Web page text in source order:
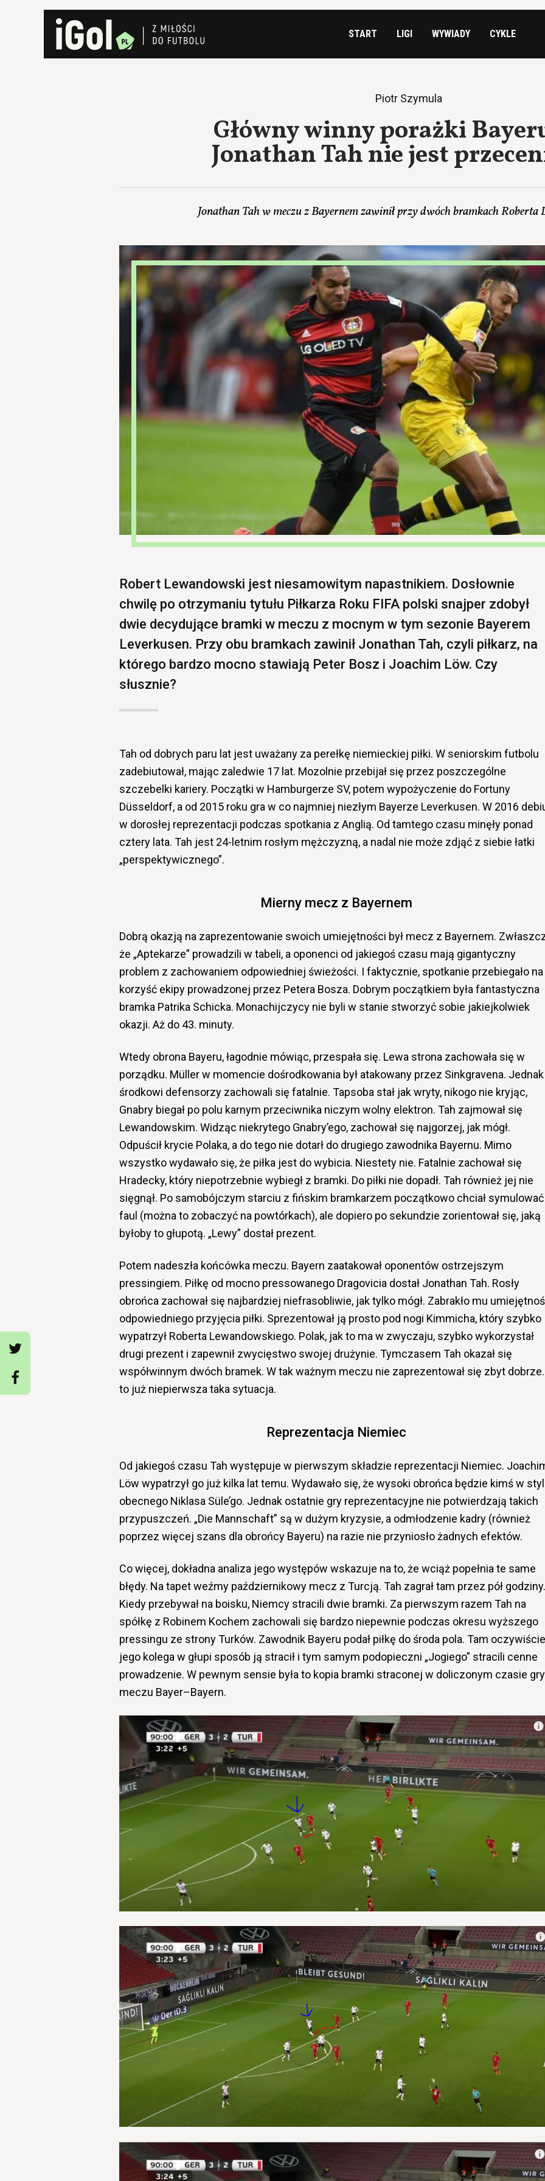
START LIGI WYWIADY CYKLE
Piotr Szymula
Główny winny porażki
Jonathan Tah nie jest
Jonathan Tah w meczu z Bayernem zawinił przy dwóch bramkach Roberta
Robert Lewandowski jest niesamowitym napastnikiem. Dosłownie
chwilę po otrzymaniu tytułu Piłkarza Roku FIFA polski snajper zdobył
dwie decydujące bramki w meczu z mocnym w tym sezonie Bayerem
Leverkusen. Przy obu bramkach zawinił Jonathan Tah, czyli piłkarz, na
którego bardzo mocno stawiają Peter Bosz i Joachim Löw. Czy
słusznie?
Tah od dobrych paru lat jest uważany za perełkę niemieckiej piłki. W seniorskim futbolu
zadebiutował, mając zaledwie 17 lat. Mozolnie przebijał się przez poszczególne
szczebelki kariery. Początki w Hamburgerze SV, potem wypożyczenie do Fortuny
Düsseldorf, a od 2015 roku gra w co najmniej niezłym Bayerze Leverkusen. W 2016
w dorosłej reprezentacji podczas spotkania z Anglią. Od tamtego czasu minęły ponad
cztery lata. Tah jest 24-letnim rosłym mężczyzną, a nadal nie może zdjąć z siebie łatki
„perspektywicznego”.
Mierny mecz z Bayernem
Dobrą okazją na zaprezentowanie swoich umiejętności był mecz z Bayernem.
że „Aptekarze” prowadzili w tabeli, a oponenci od jakiegoś czasu mają gigantyczny
problem z zachowaniem odpowiedniej świeżości. I faktycznie, spotkanie przebiegało na
korzyść ekipy prowadzonej przez Petera Bosza. Dobrym początkiem była fantastyczna
bramka Patrika Schicka. Monachijczycy nie byli w stanie stworzyć sobie jakiejkolwiek
okazji. Aż do 43. minuty.
Wtedy obrona Bayeru, łagodnie mówiąc, przespała się. Lewa strona zachowała się w
porządku. Müller w momencie dośrodkowania był atakowany przez Sinkgravena. Jednak
środkowi defensorzy zachowali się fatalnie. Tapsoba stał jak wryty, nikogo nie kryjąc,
Gnabry biegał po polu karnym przeciwnika niczym wolny elektron. Tah zajmował się
Lewandowskim. Widząc niekrytego Gnabry’ego, zachował się najgorzej, jak mógł.
Odpuścił krycie Polaka, a do tego nie dotarł do drugiego zawodnika Bayernu. Mimo
wszystko wydawało się, że piłka jest do wybicia. Niestety nie. Fatalnie zachował się
Hradecky, który niepotrzebnie wybiegł z bramki. Do piłki nie dopadł. Tah również jej nie
sięgnął. Po samobójczym starciu z fińskim bramkarzem początkowo chciał symulować
faul (można to zobaczyć na powtórkach), ale dopiero po sekundzie zorientował się, jaką
byłoby to głupotą. „Lewy” dostał prezent.
Potem nadeszła końcówka meczu. Bayern zaatakował oponentów ostrzejszym
pressingiem. Piłkę od mocno pressowanego Dragovicia dostał Jonathan Tah. Rosły
obrońca zachował się najbardziej niefrasobliwie, jak tylko mógł. Zabrakło mu
odpowiedniego przyjęcia piłki. Sprezentował ją prosto pod nogi Kimmicha, który szybko
wypatrzył Roberta Lewandowskiego. Polak, jak to ma w zwyczaju, szybko wykorzystał
drugi prezent i zapewnił zwycięstwo swojej drużynie. Tymczasem Tah okazał się
współwinnym dwóch bramek. W tak ważnym meczu nie zaprezentował się zbyt
to już niepierwsza taka sytuacja.
Reprezentacja Niemiec
Od jakiegoś czasu Tah występuje w pierwszym składzie reprezentacji Niemiec.
Löw wypatrzył go już kilka lat temu. Wydawało się, że wysoki obrońca będzie kimś w
obecnego Niklasa Süle’go. Jednak ostatnie gry reprezentacyjne nie potwierdzają takich
przypuszczeń. „Die Mannschaft” są w dużym kryzysie, a odmłodzenie kadry (również
poprzez więcej szans dla obrońcy Bayeru) na razie nie przyniosło żadnych efektów.
Co więcej, dokładna analiza jego występów wskazuje na to, że wciąż popełnia te same
błędy. Na tapet weźmy październikowy mecz z Turcją. Tah zagrał tam przez pół godziny.
Kiedy przebywał na boisku, Niemcy stracili dwie bramki. Za pierwszym razem Tah na
spółkę z Robinem Kochem zachowali się bardzo niepewnie podczas okresu wyższego
pressingu ze strony Turków. Zawodnik Bayeru podał piłkę do środa pola. Tam oczywiście
jego kolega w głupi sposób ją stracił i tym samym podopieczni „Jogiego” stracili cenne
prowadzenie. W pewnym sensie była to kopia bramki straconej w doliczonym czasie gry
meczu Bayer–Bayern.